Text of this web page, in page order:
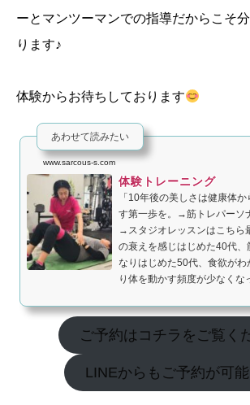
ーとマンツーマンでの指導だからこそ
ります♪
体験からお待ちしております
あわせて読みたい
www.sarcous-s.com
体験トレーニング
「10年後の美しさは健康体
す第一歩を。→筋トレパーソ
→スタジオレッスンはこちら
の衰えを感じはじめた40代、
なりはじめた50代、食欲がわ
り体を動かす頻度が少なくな
ご予約はコチラをご覧く
LINEからもご予約が可